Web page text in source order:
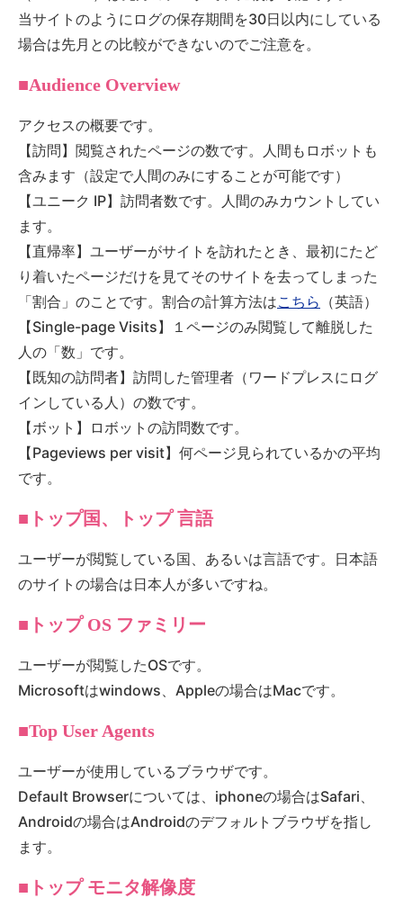
当サイトのようにログの保存期間を30日以内にしている
場合は先月との比較ができないのでご注意を。
■Audience Overview
アクセスの概要です。
【訪問】閲覧されたページの数です。人間もロボットも
含みます（設定で人間のみにすることが可能です）
【ユニーク IP】訪問者数です。人間のみカウントしてい
ます。
【直帰率】ユーザーがサイトを訪れたとき、最初にたど
り着いたページだけを見てそのサイトを去ってしまった
「割合」のことです。割合の計算方法はこちら （英語）
【Single-page Visits】１ページのみ閲覧して離脱した
人の「数」です。
【既知の訪問者】訪問した管理者（ワードプレスにログ
インしている人）の数です。
【ボット】ロボットの訪問数です。
【Pageviews per visit】何ページ見られているかの平均
です。
■トップ国、トップ 言語
ユーザーが閲覧している国、あるいは言語です。日本語
のサイトの場合は日本人が多いですね。
■トップ OS ファミリー
ユーザーが閲覧したOSです。
Microsoftはwindows、Appleの場合はMacです。
■Top User Agents
ユーザーが使用しているブラウザです。
Default Browserについては、iphoneの場合はSafari、
Androidの場合はAndroidのデフォルトブラウザを指し
ます。
■トップ モニタ解像度